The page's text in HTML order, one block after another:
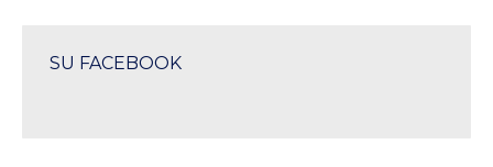
SU FACEBOOK